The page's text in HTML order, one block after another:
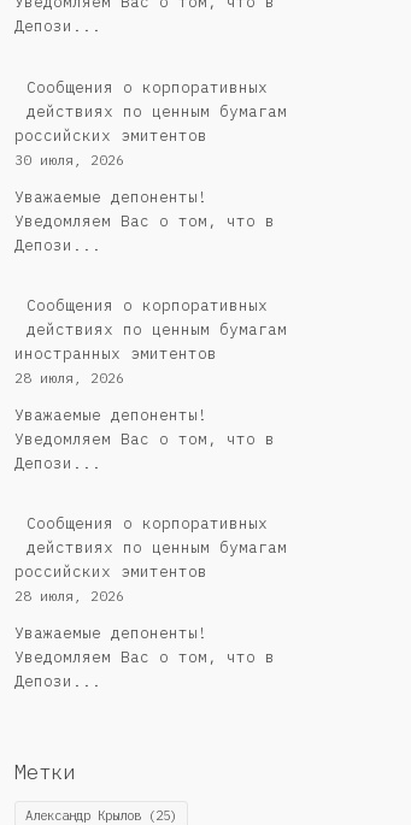
Депози...
Cообщения о корпоративных
действиях по ценным бумагам
российских эмитентов
30 июля, 2026
Уважаемые депоненты!
Уведомляем Вас о том, что в
Депози...
Сообщения о корпоративных
действиях по ценным бумагам
иностранных эмитентов
28 июля, 2026
Уважаемые депоненты!
Уведомляем Вас о том, что в
Депози...
Cообщения о корпоративных
действиях по ценным бумагам
российских эмитентов
28 июля, 2026
Уважаемые депоненты!
Уведомляем Вас о том, что в
Депози...
Метки
Александр Крылов(25)